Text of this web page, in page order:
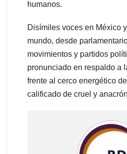
humanos.
Disímiles voces en México
mundo, desde
movimientos y partidos
pronunciado en respaldo a
frente al cerco energético
calificado de cruel y